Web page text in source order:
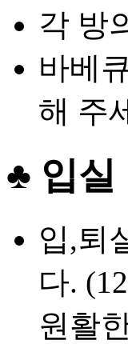
각 방
바베
해 주
♣ 입실
입,퇴
다.
원활